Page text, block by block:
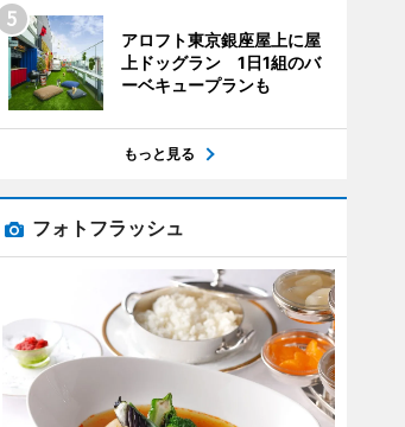
アロフト東京銀座屋上に屋
上ドッグラン 1日1組のバ
ーベキュープランも
もっと見る
フォトフラッシュ